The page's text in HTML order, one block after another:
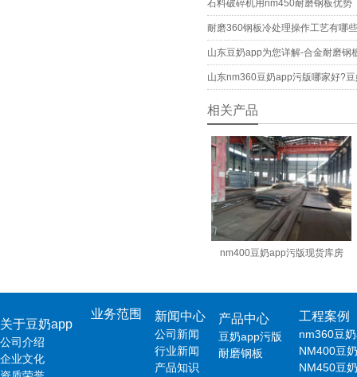
石料破碎机用nm450耐磨钢板优势
耐磨360钢板冷处理操作工艺有哪
山东豆奶app为您详解-合金耐磨钢
山东nm360豆奶app污版哪家好?
相关产品
nm400豆奶app污版现货库房
关于豆奶app
公司介绍
企业文化
业务范围 新闻中心
公司新闻
行业新闻
产品知识
产品中心
豆奶app污版
耐磨钢板
工程案例
nm360豆
NM400豆
NM450豆